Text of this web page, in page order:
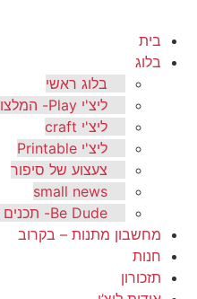
בית
בלוג
בלוג ראשי
ליצ'י Play- המלצות על משחקים ופעילויות
ליצ'י craft
ליצ'י Printable
צעצוע של סיפור
small news
Be Dude- תכנים לסגר יום חדש
מחשבון מתנות – בקרוב
חנות
תזכורון